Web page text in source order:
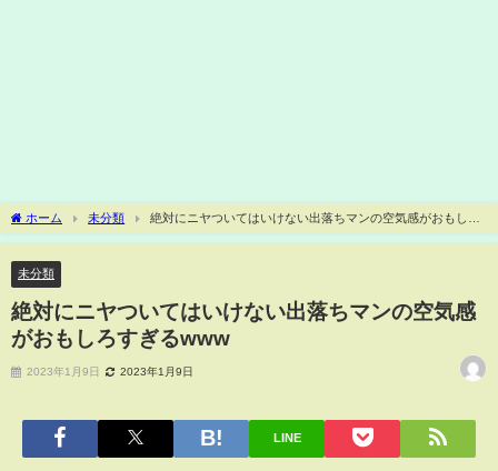
ホーム 未分類
絶対にニヤついてはいけない出落ちマンの空気感がおもしろ
すぎるwww
未分類
絶対にニヤついてはいけない出落ちマンの空気感
がおもしろすぎるwww
2023年1月9日 2023年1月9日
LINE